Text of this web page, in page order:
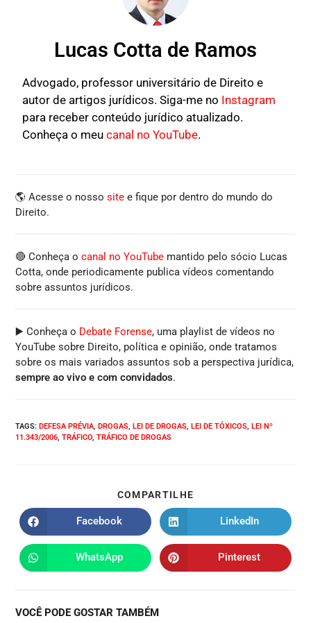
Lucas Cotta de Ramos
Advogado, professor universitário de Direito e
autor de artigos jurídicos. Siga-me no Instagram
para receber conteúdo jurídico atualizado.
Conheça o meucanal no YouTube.
🌎 Acesse o nossosite e fique por dentro do mundo do
Direito.
🔴 Conheça ocanal no YouTube mantido pelo sócio Lucas
Cotta, onde periodicamente publica vídeos comentando
sobre assuntos jurídicos.
▶️ Conheça o Debate Forense, uma playlist de vídeos no
YouTube sobre Direito, política e opinião, onde tratamos
sobre os mais variados assuntos sob a perspectiva jurídica,
sempre ao vivo e com convidados.
TAGS:DEFESA PRÉVIA, DROGAS, LEI DE DROGAS, LEI DE TÓXICOS, LEI Nº
11.343/2006, TRÁFICO, TRÁFICO DE DROGAS
COMPARTILHE
Facebook LinkedIn
WhatsApp Pinterest
VOCÊ PODE GOSTAR TAMBÉM